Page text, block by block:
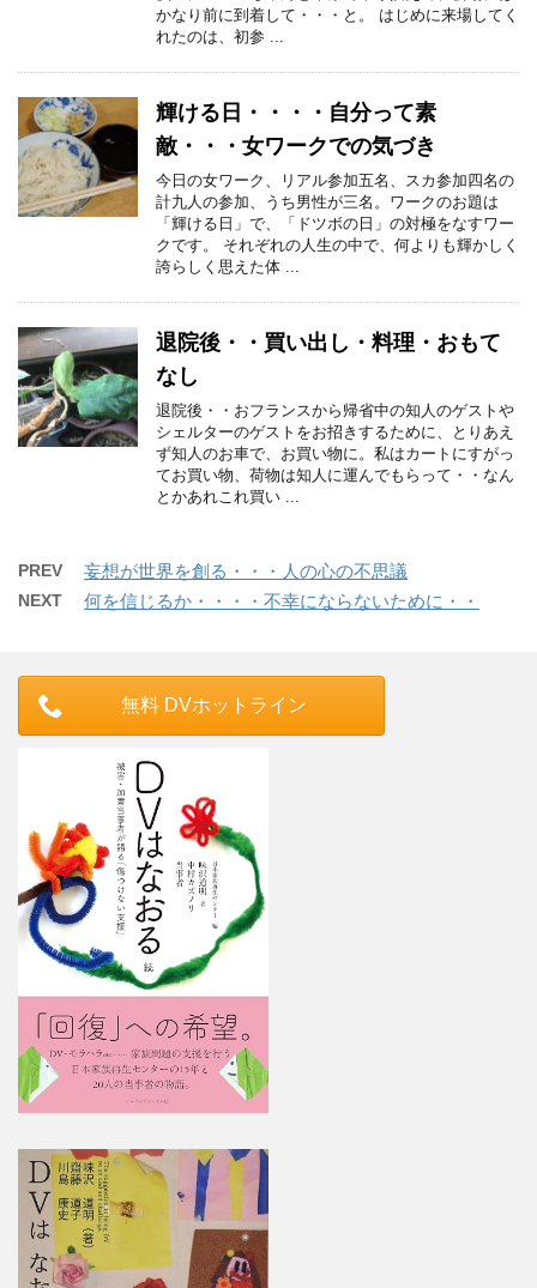
かなり前に到着して・・・と。 はじめに来場してく
れたのは、初参 ...
輝ける日・・・・自分って素
敵・・・女ワークでの気づき
今日の女ワーク、リアル参加五名、スカ参加四名の
計九人の参加、うち男性が三名。ワークのお題は
「輝ける日」で、「ドツボの日」の対極をなすワー
クです。 それぞれの人生の中で、何よりも輝かしく
誇らしく思えた体 ...
退院後・・買い出し・料理・おもて
なし
退院後・・おフランスから帰省中の知人のゲストや
シェルターのゲストをお招きするために、とりあえ
ず知人のお車で、お買い物に。私はカートにすがっ
てお買い物、荷物は知人に運んでもらって・・なん
とかあれこれ買い ...
PREV 妄想が世界を創る・・・人の心の不思議
NEXT 何を信じるか・・・・不幸にならないために・・
無料 DVホットライン